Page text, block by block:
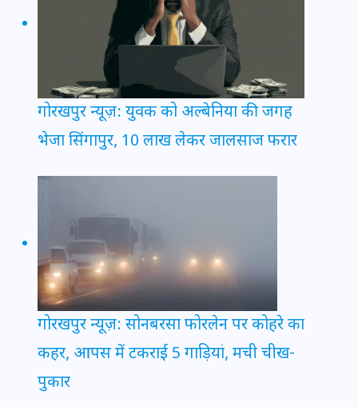
गोरखपुर न्यूज़: युवक को अल्बेनिया की जगह
भेजा सिंगापुर, 10 लाख लेकर जालसाज फरार
गोरखपुर न्यूज़: सोनबरसा फोरलेन पर कोहरे का
कहर, आपस में टकराईं 5 गाड़ियां, मची चीख-
पुकार